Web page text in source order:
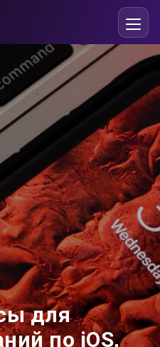
для
по iOS,